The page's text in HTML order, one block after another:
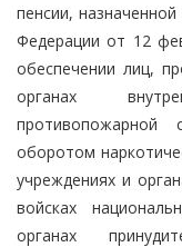
пенсии,
Федерации от 12
обеспечении лиц,
органах
оборотом
учреждениях и
войсках
органах